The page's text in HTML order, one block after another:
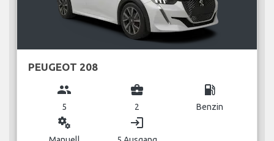
PEUGEOT 208
group
5
business_center
2
local_gas_station
Benzin
miscellaneous_services login